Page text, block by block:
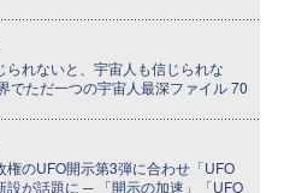
られないと、宇宙人も信じられな
でただ一つの宇宙人最深ファイル 70
権のUFO開示第3弾に合わせ「UFO
設が話題に ─ 「開示の加速」「UFO